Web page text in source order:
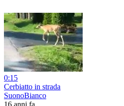
0:15
Cerbiatto in strada
SuonoBianco